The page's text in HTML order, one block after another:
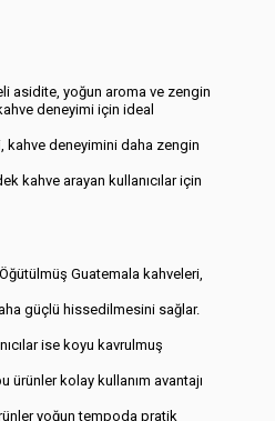
asidite, yoğun aroma ve zengin
deneyimi için ideal
kahve deneyimini daha zengin
kahve arayan kullanıcılar için
. Öğütülmüş Guatemala kahveleri,
güçlü hissedilmesini sağlar.
ise koyu kavrulmuş
kolay kullanım avantajı
yoğun tempoda pratik